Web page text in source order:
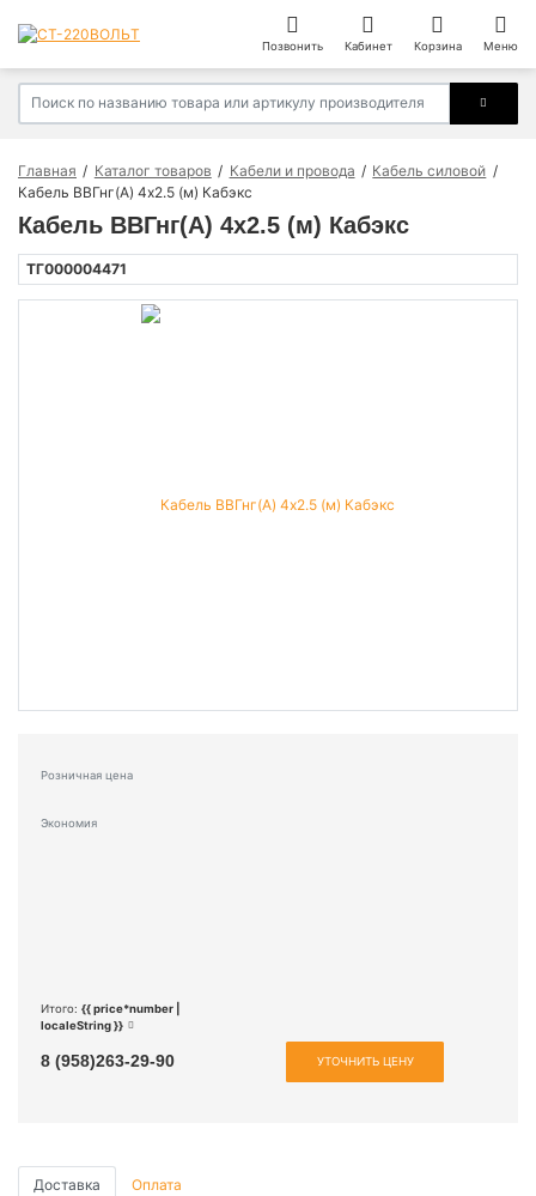
Позвонить Кабинет Корзина Меню
Главная Каталог товаров Кабели и провода
Кабель силовой
Кабель ВВГнг(А) 4х2.5 (м) Кабэкс
Кабель ВВГнг(А) 4х2.5 (м) Кабэкс
ТГ000004471
Розничная цена
Экономия
Итого: {{ price*number |
localeString }}
8 (958)263-29-90 УТОЧНИТЬ ЦЕНУ
Доставка Оплата